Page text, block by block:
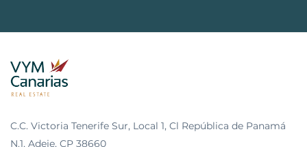
C.C. Victoria Tenerife Sur, Local 1, Cl República de Panamá
N.1, Adeje, CP 38660